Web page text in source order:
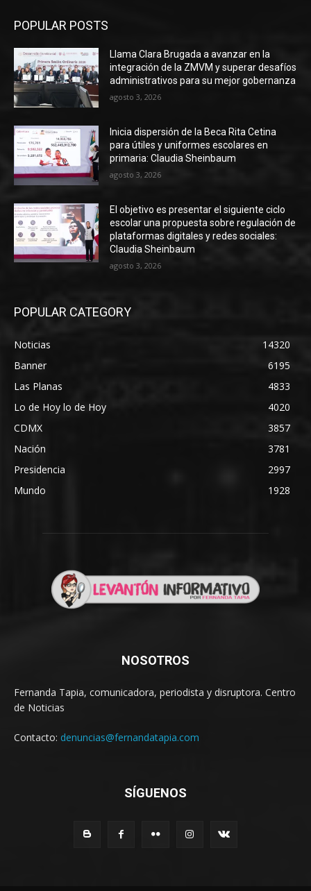
POPULAR POSTS
Llama Clara Brugada a avanzar en la
integración de la ZMVM y superar desafíos
administrativos para su mejor gobernanza
agosto 3, 2026
Inicia dispersión de la Beca Rita Cetina
para útiles y uniformes escolares en
primaria: Claudia Sheinbaum
agosto 3, 2026
El objetivo es presentar el siguiente ciclo
escolar una propuesta sobre regulación de
plataformas digitales y redes sociales:
Claudia Sheinbaum
agosto 3, 2026
POPULAR CATEGORY
Noticias
14320
Banner
6195
Las Planas
4833
Lo de Hoy lo de Hoy
4020
CDMX
3857
Nación
3781
Presidencia
2997
Mundo
1928
NOSOTROS
Fernanda Tapia, comunicadora, periodista y disruptora. Centro
de Noticias
Contacto: denuncias@fernandatapia.com
SÍGUENOS